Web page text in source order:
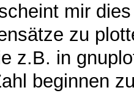
mir
zu
z.B. in
beginnen